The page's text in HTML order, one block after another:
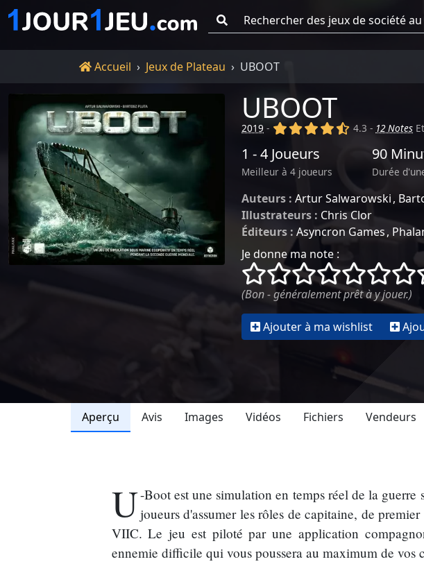
Accueil
Accueil Jeux de Plateau UBOOT
UBOOT
2019 - (x) (x) (x) (x) (,)
4.3 - 12 Notes Et
1 - 4 Joueurs
Meilleur à 4 joueurs
90
Durée
Auteurs : Artur Salwarowski
Illustrateurs : Chris Clor
Éditeurs : Asyncron Games
Je donne ma note :
()
() () () () () ()
(Bon - généralement prêt à y jouer.)
Ajouter à ma wishlist
Aperçu Avis Images Vidéos Fichiers Vendeurs
U-Boot est une simulation en temps réel de la
joueurs d'assumer les rôles de capitaine, de
VIIC. Le jeu est piloté par une application
ennemie difficile qui vous poussera au maximum de vos